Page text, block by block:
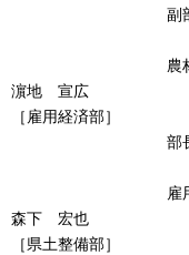
副部
前
農林
濵地 宣広
［雇用経済部］
部
村
雇用
森下 宏也
［県土整備部］